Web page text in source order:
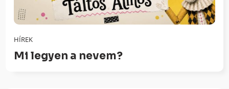
HÍREK
Mi legyen a nevem?